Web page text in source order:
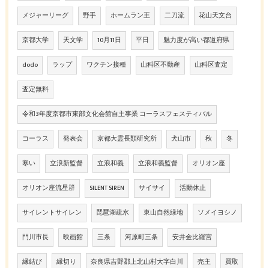
メジャーリーグ 野手 ホームラン王 二刀流 花山天文台
京都大学 天文学 10月11日 平日 魅力度が高い都道府県
dodo ラップ ワクチン接種 山科区不動産 山科区査定
査定無料
令和3年度京都市東部文化会館自主事業 コーラスフェスティバル
コーラス 発表会 京都大霊長類研究所 犬山市 秋 冬
寒い 立浪新監督 立浪和義 立浪和義監督 オリオン座
オリオン座流星群 SILENT SIREN サイサイ 活動休止
サイレントサイレン 琵琶湖疏水 東山自然緑地 ソメイヨシノ
門川市長 映画館 三条 河原町三条 安井金比羅宮
縁結び 縁切り 奈良県吉野郡上北山村大字白川 売主 買取